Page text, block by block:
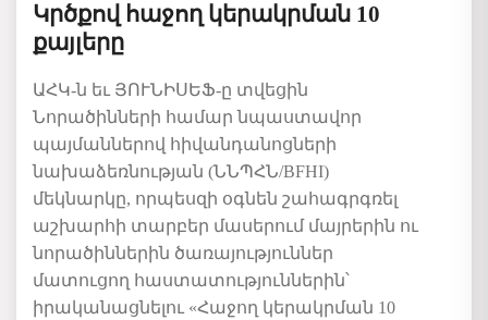
Կրծքով հաջող կերակրման 10
քայլերը
ԱՀԿ-ն եւ ՅՈՒՆԻՍԵՖ-ը տվեցին
Նորածինների համար նպաստավոր
պայմաններով հիվանդանոցների
նախաձեռնության (ՆՆՊՀՆ/BFHI)
մեկնարկը, որպեսզի օգնեն շահագրգռել
աշխարհի տարբեր մասերում մայրերին ու
նորածիններին ծառայություններ
մատուցող հաստատություններին՝
իրականացնելու «Հաջող կերակրման 10